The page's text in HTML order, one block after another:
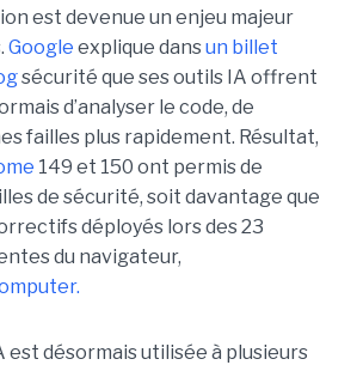
est devenue un enjeu majeur
Google explique dansun billet
sécurité que ses outils IA offrent
d’analyser le code, de
failles plus rapidement. Résultat,
149 et 150 ont permis de
de sécurité, soit davantage que
déployés lors des 23
du navigateur,
est désormais utilisée à plusieurs